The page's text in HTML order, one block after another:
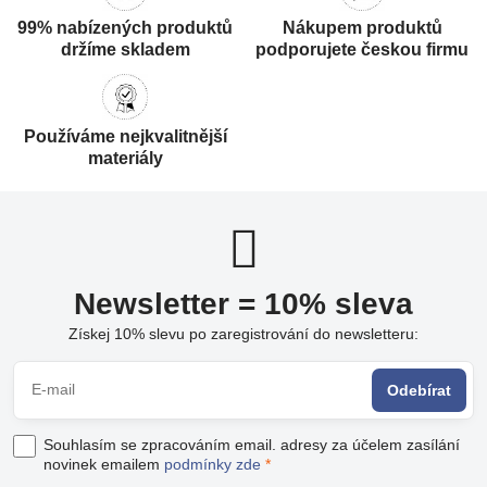
99% nabízených produktů
držíme skladem
Nákupem produktů
podporujete českou firmu
Používáme nejkvalitnější
materiály
Newsletter = 10% sleva
Získej 10% slevu po zaregistrování do newsletteru:
Odebírat
Souhlasím se zpracováním email. adresy za účelem zasílání
novinek emailem podmínky zde *